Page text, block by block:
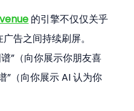
的引擎不仅仅关乎
告之间持续刷屏。
”（向你展示你朋友喜
”（向你展示 AI 认为你